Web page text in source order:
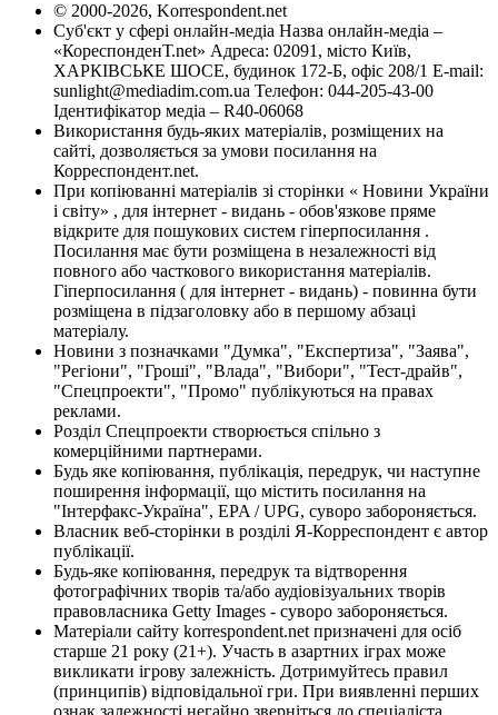
© 2000-2026, Korrespondent.net
Суб'єкт у сфері онлайн-медіа Назва онлайн-медіа –
«КореспонденТ.net» Адреса: 02091, місто Київ,
ХАРКІВСЬКЕ ШОСЕ, будинок 172-Б, офіс 208/1 E-mail:
sunlight@mediadim.com.ua Телефон: 044-205-43-00
Ідентифікатор медіа – R40-06068
Використання будь-яких матеріалів, розміщених на
сайті, дозволяється за умови посилання на
Корреспондент.net.
При копіюванні матеріалів зі сторінки « Новини України
і світу» , для інтернет - видань - обов'язкове пряме
відкрите для пошукових систем гіперпосилання .
Посилання має бути розміщена в незалежності від
повного або часткового використання матеріалів.
Гіперпосилання ( для інтернет - видань) - повинна бути
розміщена в підзаголовку або в першому абзаці
матеріалу.
Новини з позначками "Думка", "Експертиза", "Заява",
"Регіони", "Гроші", "Влада", "Вибори", "Тест-драйв",
"Спецпроекти", "Промо" публікуються на правах
реклами.
Розділ Спецпроекти створюється спільно з
комерційними партнерами.
Будь яке копіювання, публікація, передрук, чи наступне
поширення інформації, що містить посилання на
"Інтерфакс-Україна", EPA / UPG, суворо забороняється.
Власник веб-сторінки в розділі Я-Корреспондент є автор
публікації.
Будь-яке копіювання, передрук та відтворення
фотографічних творів та/або аудіовізуальних творів
правовласника Getty Images - суворо забороняється.
Матеріали сайту korrespondent.net призначені для осіб
старше 21 року (21+). Участь в азартних іграх може
викликати ігрову залежність. Дотримуйтесь правил
(принципів) відповідальної гри. При виявленні перших